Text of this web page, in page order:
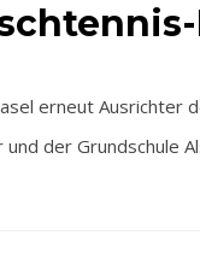
erneut
der Grundschule